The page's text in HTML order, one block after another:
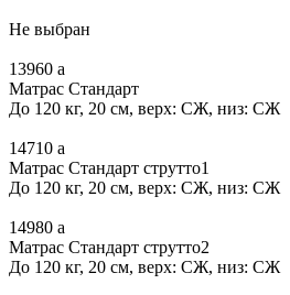
Не выбран
13960 a
Матрас Стандарт
До 120 кг, 20 см, верх: СЖ, низ: СЖ
14710 a
Матрас Стандарт струтто1
До 120 кг, 20 см, верх: СЖ, низ: СЖ
14980 a
Матрас Стандарт струтто2
До 120 кг, 20 см, верх: СЖ, низ: СЖ